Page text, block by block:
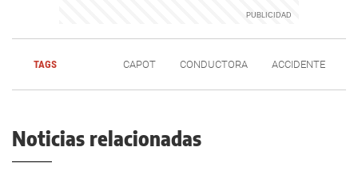
TAGS CAPOT CONDUCTORA ACCIDENTE
Noticias relacionadas